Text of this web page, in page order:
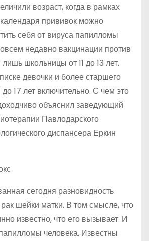
возраст, когда в рамках
прививок можно
себя от вируса папилломы
недавно вакцинации против
школьницы от 11 до 13 лет.
девочки и более старшего
до 17 лет включительно. С чем это
объяснил заведующий
Павлодарского
диспансера Еркин
сегодня разновидность
шейки матки. В том смысле, что
известно, что его вызывает. И
человека. Известны